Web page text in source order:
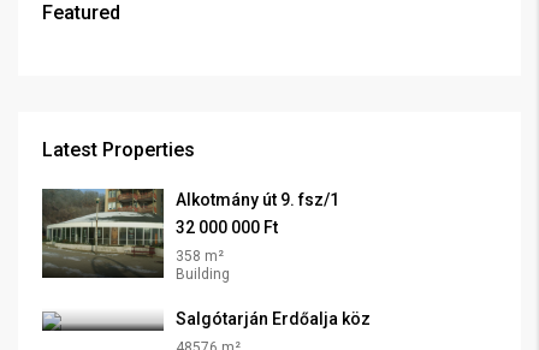
Featured
Latest Properties
Alkotmány út 9. fsz/1
32 000 000 Ft
358 m²
Building
Salgótarján Erdőalja köz